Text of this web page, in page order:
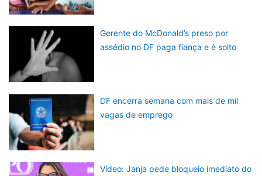
Gerente do McDonald’s preso por
assédio no DF paga fiança e é solto
DF encerra semana com mais de mil
vagas de emprego
Vídeo: Janja pede bloqueio imediato do